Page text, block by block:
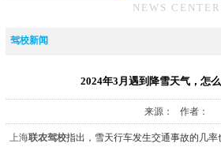
NEWS CENTER
驾校新闻
2024年3月遇到降雪天气，怎
来源： 作者：
上海联农驾校指出，雪天行车发生交通事故的几